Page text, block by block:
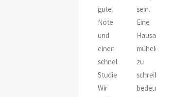
gute
Note
und
einen
schnellen
Studienabschluss.
Wir
sein.
Eine
Hausarbeit
mühelos
zu
schreiben,
bedeuten